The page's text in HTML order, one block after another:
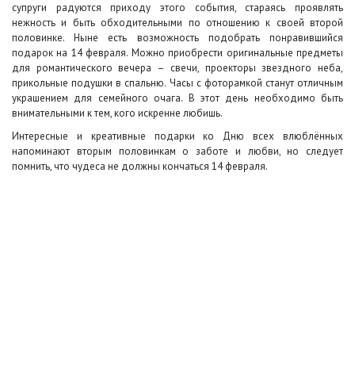
супруги радуются приходу этого события, стараясь проявлять
нежность и быть обходительными по отношению к своей второй
половинке. Ныне есть возможность подобрать понравившийся
подарок на 14 февраля. Можно приобрести оригинальные предметы
для романтического вечера – свечи, проекторы звездного неба,
прикольные подушки в спальню. Часы с фоторамкой станут отличным
украшением для семейного очага. В этот день необходимо быть
внимательными к тем, кого искренне любишь.
Интересные и креативные подарки ко Дню всех влюблённых
напоминают вторым половинкам о заботе и любви, но следует
помнить, что чудеса не должны кончаться 14 февраля.